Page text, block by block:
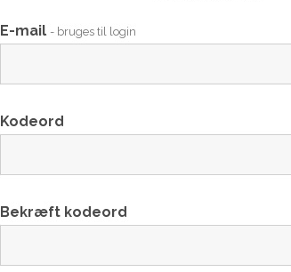
E-mail - bruges til login
Kodeord
Bekræft kodeord